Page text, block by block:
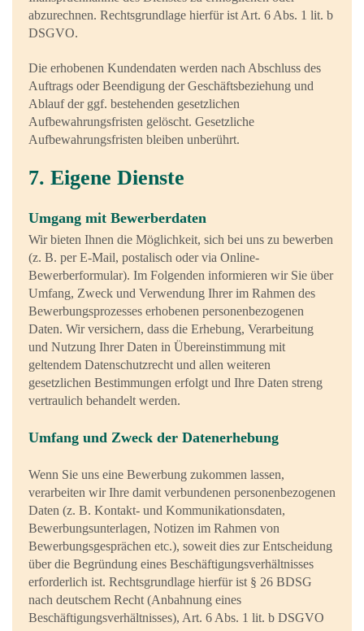
abzurechnen. Rechtsgrundlage hierfür ist Art. 6 Abs. 1 lit. b
DSGVO.
Die erhobenen Kundendaten werden nach Abschluss des
Auftrags oder Beendigung der Geschäftsbeziehung und
Ablauf der ggf. bestehenden gesetzlichen
Aufbewahrungsfristen gelöscht. Gesetzliche
Aufbewahrungsfristen bleiben unberührt.
7. Eigene Dienste
Umgang mit Bewerberdaten
Wir bieten Ihnen die Möglichkeit, sich bei uns zu bewerben
(z. B. per E-Mail, postalisch oder via Online-
Bewerberformular). Im Folgenden informieren wir Sie über
Umfang, Zweck und Verwendung Ihrer im Rahmen des
Bewerbungsprozesses erhobenen personenbezogenen
Daten. Wir versichern, dass die Erhebung, Verarbeitung
und Nutzung Ihrer Daten in Übereinstimmung mit
geltendem Datenschutzrecht und allen weiteren
gesetzlichen Bestimmungen erfolgt und Ihre Daten streng
vertraulich behandelt werden.
Umfang und Zweck der Datenerhebung
Wenn Sie uns eine Bewerbung zukommen lassen,
verarbeiten wir Ihre damit verbundenen personenbezogenen
Daten (z. B. Kontakt- und Kommunikationsdaten,
Bewerbungsunterlagen, Notizen im Rahmen von
Bewerbungsgesprächen etc.), soweit dies zur Entscheidung
über die Begründung eines Beschäftigungsverhältnisses
erforderlich ist. Rechtsgrundlage hierfür ist § 26 BDSG
nach deutschem Recht (Anbahnung eines
Beschäftigungsverhältnisses), Art. 6 Abs. 1 lit. b DSGVO